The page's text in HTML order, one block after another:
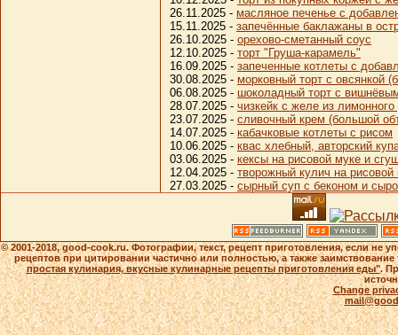
26.11.2025 - масляное печенье с
15.11.2025 - запечённые баклажаны в
26.10.2025 - орехово-сметанный соус
12.10.2025 - торт "Груша-карамель"
16.09.2025 - запеченные котлеты с
30.08.2025 - морковный торт с овсянкой
06.08.2025 - шоколадный торт с
28.07.2025 - чизкейк с желе из
23.07.2025 - сливочный крем (большой
14.07.2025 - кабачковые котлеты с рисом
10.06.2025 - квас хлебный, авторский
03.06.2025 - кексы на рисовой муке и
12.04.2025 - творожный кулич на
27.03.2025 - сырный суп с беконом и
© 2001-2018, good-cook.ru. Фотографии, текст, рецепт приготовления, если не
рецептов при цитировании частично или полностью, а также
простая кулинария, вкусные кулинарные рецепты приготовления еды".
Change